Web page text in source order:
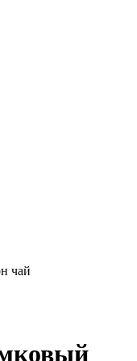
чай